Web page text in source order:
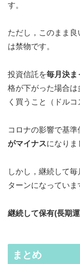
す。
ただし，このまま
は禁物です。
投資信託を毎月決ま
格が下がった場合
く買うこと（ドル
コロナの影響で基準
がマイナスになりま
しかし，継続して
ターンになっていま
継続して保有(長期
まとめ